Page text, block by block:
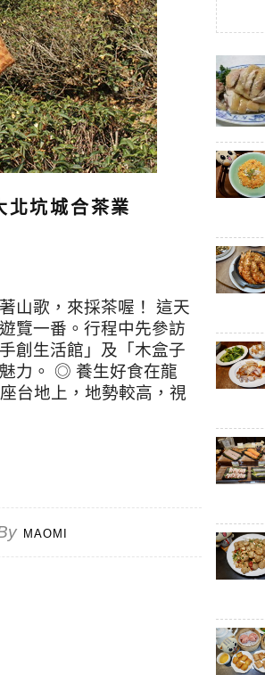
北坑城合茶業
山歌，來採茶喔！ 這天
覽一番。行程中先參訪
創生活館」及「木盒子
力。 ◎ 養生好食在龍
台地上，地勢較高，視
MAOMI